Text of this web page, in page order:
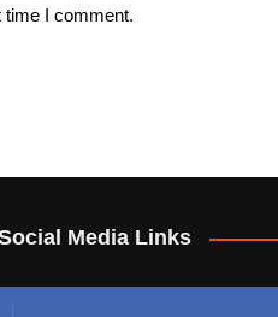
time I comment.
Media Links